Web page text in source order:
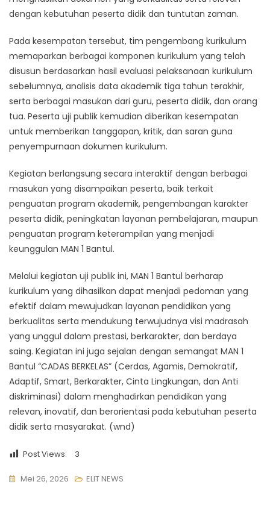
dengan kebutuhan peserta didik dan tuntutan zaman.
Pada kesempatan tersebut, tim pengembang kurikulum
memaparkan berbagai komponen kurikulum yang telah
disusun berdasarkan hasil evaluasi pelaksanaan kurikulum
sebelumnya, analisis data akademik tiga tahun terakhir,
serta berbagai masukan dari guru, peserta didik, dan orang
tua. Peserta uji publik kemudian diberikan kesempatan
untuk memberikan tanggapan, kritik, dan saran guna
penyempurnaan dokumen kurikulum.
Kegiatan berlangsung secara interaktif dengan berbagai
masukan yang disampaikan peserta, baik terkait
penguatan program akademik, pengembangan karakter
peserta didik, peningkatan layanan pembelajaran, maupun
penguatan program keterampilan yang menjadi
keunggulan MAN 1 Bantul.
Melalui kegiatan uji publik ini, MAN 1 Bantul berharap
kurikulum yang dihasilkan dapat menjadi pedoman yang
efektif dalam mewujudkan layanan pendidikan yang
berkualitas serta mendukung terwujudnya visi madrasah
yang unggul dalam prestasi, berkarakter, dan berdaya
saing. Kegiatan ini juga sejalan dengan semangat MAN 1
Bantul “CADAS BERKELAS” (Cerdas, Agamis, Demokratif,
Adaptif, Smart, Berkarakter, Cinta Lingkungan, dan Anti
diskriminasi) dalam menghadirkan pendidikan yang
relevan, inovatif, dan berorientasi pada kebutuhan peserta
didik serta masyarakat. (wnd)
Post Views: 3
Mei 26, 2026 ELIT NEWS